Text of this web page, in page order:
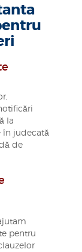
la
în judecată
de
pentru